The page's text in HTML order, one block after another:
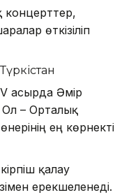
концерттер,
өткізіліп
ғасырда Әмір
Ол – Орталық
ең көрнекті
қалау
ерекшеленеді.